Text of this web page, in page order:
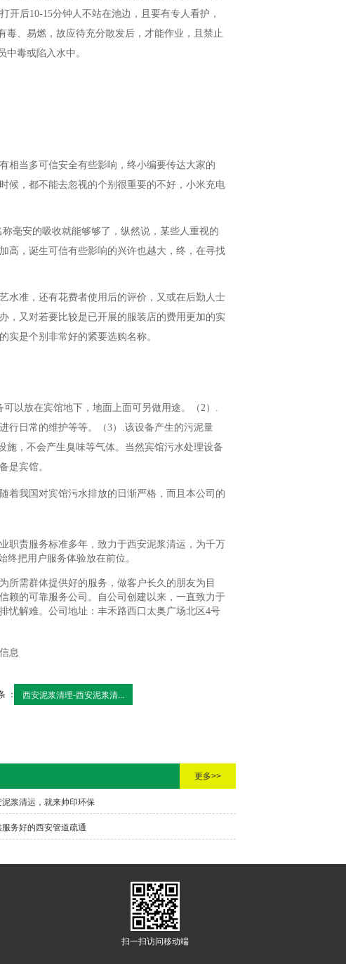
开后10-15分钟人不站在池边，且要有专人看护，
毒、易燃，故应待充分散发后，才能作业，且禁止
毒或陷入水中。
相当多可信安全有些影响，终小编要传达大家的
候，都不能去忽视的个别很重要的不好，小米充电
毫安的吸收就能够够了，纵然说，某些人重视的
高，诞生可信有些影响的兴许也越大，终，在寻找
水准，还有花费者使用后的评价，又或在后勤人士
，又对若要比较是已开展的服装店的费用更加的实
实是个别非常好的紧要选购名称。
以放在宾馆地下，地面上面可另做用途。（2）.
行日常的维护等等。（3）.该设备产生的污泥量
施，不会产生臭味等气体。当然宾馆污水处理设备
是宾馆。
着我国对宾馆污水排放的日渐严格，而且本公司的
职责服务标准多年，致力于西安泥浆清运，为千万
把用户服务体验放在前位。
所需群体提供好的服务，做客户长久的朋友为目
赖的可靠服务公司。自公司创建以来，一直致力于
忧解难。公司地址：丰禾路西口太奥广场北区4号
息
： 西安泥浆清理-西安泥浆清...
更多>>
浆清运，就来帅印环保
务好的西安管道疏通
扫一扫访问移动端